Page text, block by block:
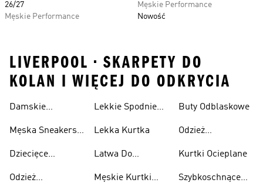
26/27
Męskie Performance
Męskie Performance
Nowość
LIVERPOOL • SKARPETY DO
KOLAN I WIĘCEJ DO ODKRYCIA
Damskie
Przewiewne
Męska Sneakersy
Dziecięce
Przewiewne
Odzież
Lekkie Spodnie
Lekka Kurtka
Latwa Do
Kurtki
Męskie Kurtki
Buty Odblaskowe
Odzież
Kurtki Ocieplane
Szybkoschnące